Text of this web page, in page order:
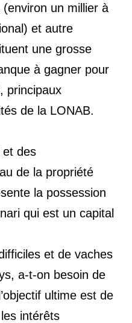
un millier à
et autre
une grosse
à gagner pour
principaux
de la LONAB.
et des
de la propriété
la possession
qui est un capital
et de vaches
a-t-on besoin de
ultime est de
intérêts